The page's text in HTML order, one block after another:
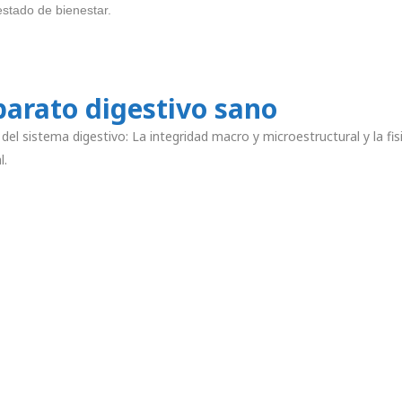
de bienestar.
digestivo sano
sistema digestivo: La integridad macro y microestructural y la